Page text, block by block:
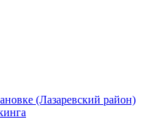
(Лазаревский район)